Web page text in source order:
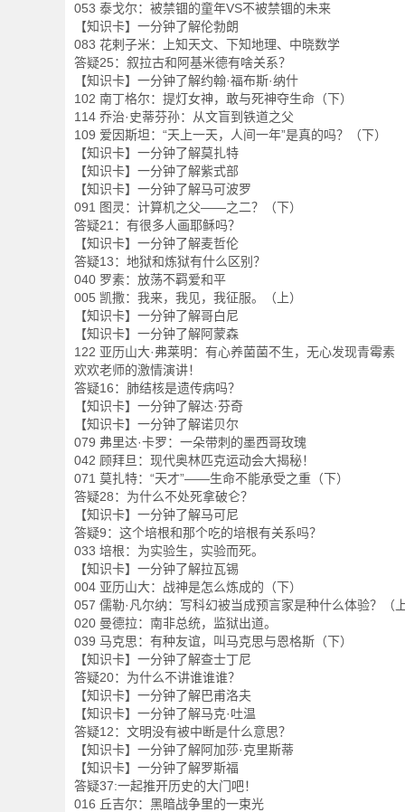
053 泰戈尔：被禁锢的童年VS不被禁锢的未来
【知识卡】一分钟了解伦勃朗
083 花剌子米：上知天文、下知地理、中晓数学
答疑25：叙拉古和阿基米德有啥关系？
【知识卡】一分钟了解约翰·福布斯·纳什
102 南丁格尔：提灯女神，敢与死神夺生命（下）
114 乔治·史蒂芬孙：从文盲到铁道之父
109 爱因斯坦：“天上一天，人间一年”是真的吗？（下）
【知识卡】一分钟了解莫扎特
【知识卡】一分钟了解紫式部
【知识卡】一分钟了解马可波罗
091 图灵：计算机之父——之二？（下）
答疑21：有很多人画耶稣吗？
【知识卡】一分钟了解麦哲伦
答疑13：地狱和炼狱有什么区别？
040 罗素：放荡不羁爱和平
005 凯撒：我来，我见，我征服。（上）
【知识卡】一分钟了解哥白尼
【知识卡】一分钟了解阿蒙森
122 亚历山大·弗莱明：有心养菌菌不生，无心发现青霉素
欢欢老师的激情演讲！
答疑16：肺结核是遗传病吗？
【知识卡】一分钟了解达·芬奇
【知识卡】一分钟了解诺贝尔
079 弗里达·卡罗：一朵带刺的墨西哥玫瑰
042 顾拜旦：现代奥林匹克运动会大揭秘！
071 莫扎特：“天才”——生命不能承受之重（下）
答疑28：为什么不处死拿破仑？
【知识卡】一分钟了解马可尼
答疑9：这个培根和那个吃的培根有关系吗？
033 培根：为实验生，实验而死。
【知识卡】一分钟了解拉瓦锡
004 亚历山大：战神是怎么炼成的（下）
057 儒勒·凡尔纳：写科幻被当成预言家是种什么体验？（
020 曼德拉：南非总统，监狱出道。
039 马克思：有种友谊，叫马克思与恩格斯（下）
【知识卡】一分钟了解查士丁尼
答疑20：为什么不讲谁谁谁？
【知识卡】一分钟了解巴甫洛夫
【知识卡】一分钟了解马克·吐温
答疑12：文明没有被中断是什么意思？
【知识卡】一分钟了解阿加莎·克里斯蒂
【知识卡】一分钟了解罗斯福
答疑37:一起推开历史的大门吧！
016 丘吉尔：黑暗战争里的一束光